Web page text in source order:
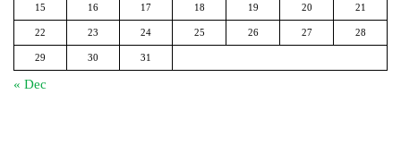
15 16 17 18 19 20 21
22 23 24 25 26 27 28
29 30 31
« Dec